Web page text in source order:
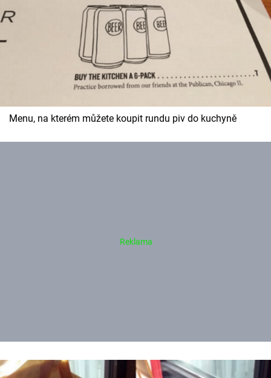
Menu, na kterém můžete koupit rundu piv do kuchyně